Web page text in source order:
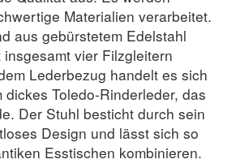
Materialien verarbeitet.
aus gebürstetem Edelstahl
vier Filzgleitern
Lederbezug handelt es sich
dickes Toledo-Rinderleder, das
Der Stuhl besticht durch sein
Design und lässt sich so
Esstischen kombinieren.